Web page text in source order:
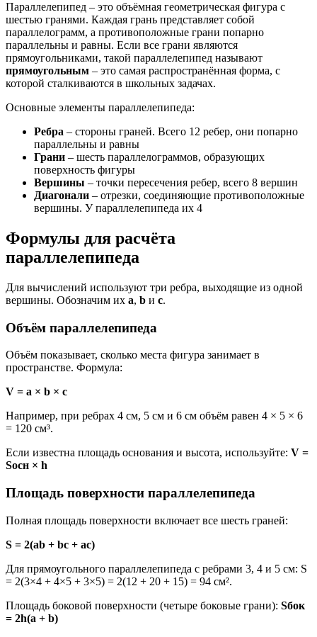
Параллелепипед – это объёмная геометрическая фигура с
шестью гранями. Каждая грань представляет собой
параллелограмм, а противоположные грани попарно
параллельны и равны. Если все грани являются
прямоугольниками, такой параллелепипед называют
прямоугольным – это самая распространённая форма, с
которой сталкиваются в школьных задачах.
Основные элементы параллелепипеда:
Ребра – стороны граней. Всего 12 ребер, они попарно
параллельны и равны
Грани – шесть параллелограммов, образующих
поверхность фигуры
Вершины – точки пересечения ребер, всего 8 вершин
Диагонали – отрезки, соединяющие противоположные
вершины. У параллелепипеда их 4
Формулы для расчёта
параллелепипеда
Для вычислений используют три ребра, выходящие из одной
вершины. Обозначим их a, b и c.
Объём параллелепипеда
Объём показывает, сколько места фигура занимает в
пространстве. Формула:
V = a × b × c
Например, при ребрах 4 см, 5 см и 6 см объём равен 4 × 5 × 6
= 120 см³.
Если известна площадь основания и высота, используйте: V =
Sосн × h
Площадь поверхности параллелепипеда
Полная площадь поверхности включает все шесть граней:
S = 2(ab + bc + ac)
Для прямоугольного параллелепипеда с ребрами 3, 4 и 5 см: S
= 2(3×4 + 4×5 + 3×5) = 2(12 + 20 + 15) = 94 см².
Площадь боковой поверхности (четыре боковые грани): Sбок
= 2h(a + b)